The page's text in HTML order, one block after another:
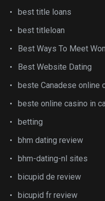
best title loans
best titleloan
Best Ways To Meet
Best Website Dating
beste Canadese online
beste online casino in
betting
bhm dating review
bhm-dating-nl sites
bicupid de review
bicupid fr review